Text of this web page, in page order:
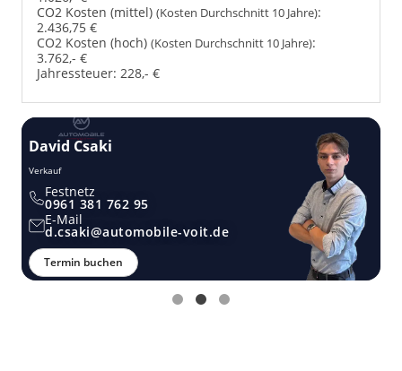
CO2 Kosten (mittel) (Kosten Durchschnitt 10 Jahre):
2.436,75 €
CO2 Kosten (hoch) (Kosten Durchschnitt 10 Jahre):
3.762,- €
Jahressteuer: 228,- €
David Csaki
Verkauf
Festnetz
0961 381 762 95
E-Mail
d.csaki@automobile-voit.de
Termin buchen